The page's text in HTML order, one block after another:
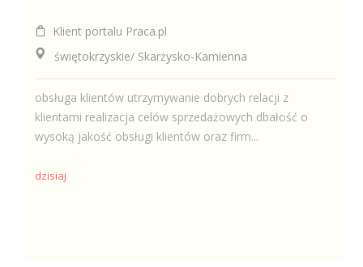
Klient portalu Praca.pl
świętokrzyskie/ Skarżysko-Kamienna
obsługa klientów utrzymywanie dobrych relacji z
klientami realizacja celów sprzedażowych dbałość o
wysoką jakość obsługi klientów oraz firm...
dzisiaj